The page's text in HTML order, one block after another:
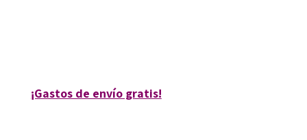
¡Gastos de envío gratis!